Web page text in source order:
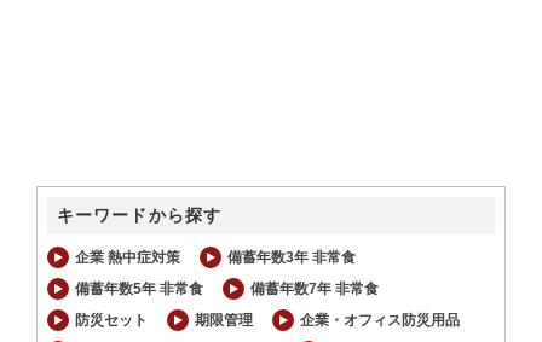
キーワードから探す
企業 熱中症対策
備蓄年数3年 非常食
備蓄年数5年 非常食
備蓄年数7年 非常食
防災セット
期限管理
企業・オフィス防災用品